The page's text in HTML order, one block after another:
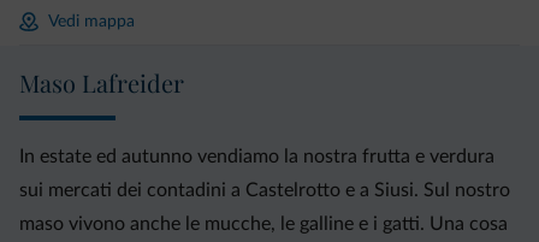
Vedi mappa
Maso Lafreider
In estate ed autunno vendiamo la nostra frutta e verdura
sui mercati dei contadini a Castelrotto e a Siusi. Sul nostro
maso vivono anche le mucche, le galline e i gatti. Una cosa